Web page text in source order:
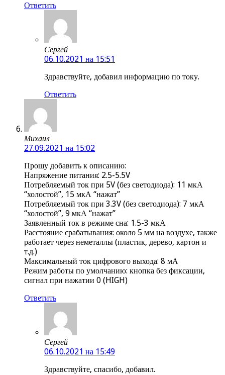
Ответить
Сергей
06.10.2021 на 15:51
Здравствуйте, добавил информацию по току.
Ответить
Михаил
27.09.2021 на 15:02
Прошу добавить к описанию:
Напряжение питания: 2.5-5.5V
Потребляемый ток при 5V (без светодиода): 11 мкА
“холостой”, 15 мкА “нажат”
Потребляемый ток при 3.3V (без светодиода): 7 мкА
“холостой”, 9 мкА “нажат”
Заявленный ток в режиме сна: 1.5-3 мкА
Расстояние срабатывания: около 5 мм на воздухе, также
работает через неметаллы (пластик, дерево, картон и
т.д.)
Максимальный ток цифрового выхода: 8 мА
Режим работы по умолчанию: кнопка без фиксации,
сигнал при нажатии 0 (HIGH)
Ответить
Сергей
06.10.2021 на 15:49
Здравствуйте, спасибо, добавил.